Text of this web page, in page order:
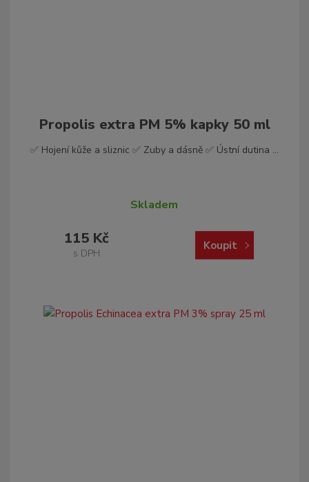
Propolis extra PM 5% kapky 50 ml
✅ Hojení kůže a sliznic ✅ Zuby a dásně ✅ Ústní dutina ...
Skladem
115 Kč
s DPH
Koupit